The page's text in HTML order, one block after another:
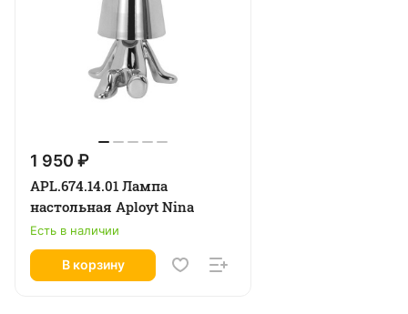
1 950 ₽
APL.674.14.01 Лампа
настольная Aployt Nina
Есть в наличии
В корзину